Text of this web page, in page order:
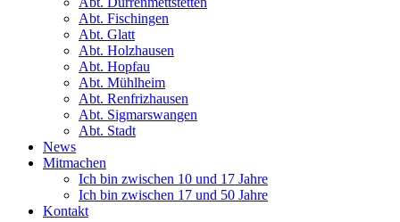
Abt. Fischingen
Abt. Glatt
Abt. Holzhausen
Abt. Hopfau
Abt. Mühlheim
Abt. Renfrizhausen
Abt. Sigmarswangen
Abt. Stadt
News
Mitmachen
Ich bin zwischen 10 und 17 Jahre
Ich bin zwischen 17 und 50 Jahre
Kontakt